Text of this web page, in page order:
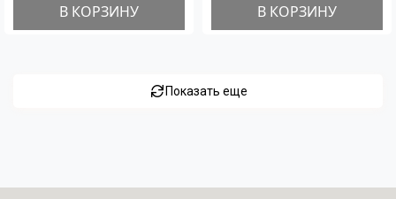
В КОРЗИНУ В КОРЗИНУ
Показать еще